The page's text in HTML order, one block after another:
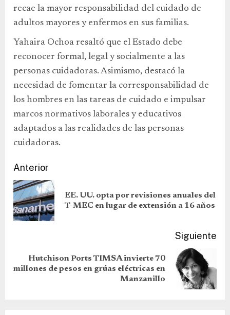
recae la mayor responsabilidad del cuidado de
adultos mayores y enfermos en sus familias.
Yahaira Ochoa resaltó que el Estado debe
reconocer formal, legal y socialmente a las
personas cuidadoras. Asimismo, destacó la
necesidad de fomentar la corresponsabilidad de
los hombres en las tareas de cuidado e impulsar
marcos normativos laborales y educativos
adaptados a las realidades de las personas
cuidadoras.
Anterior
EE. UU. opta por revisiones anuales del
T-MEC en lugar de extensión a 16 años
Siguiente
Hutchison Ports TIMSA invierte 70
millones de pesos en grúas eléctricas en
Manzanillo